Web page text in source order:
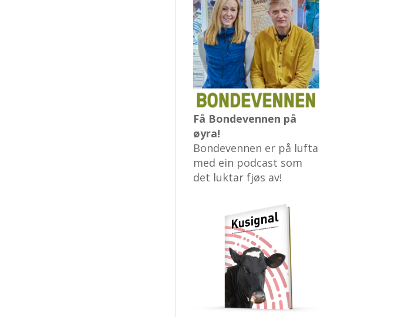
Få Bondevennen på
øyra!
Bondevennen er på lufta
med ein podcast som
det luktar fjøs av!